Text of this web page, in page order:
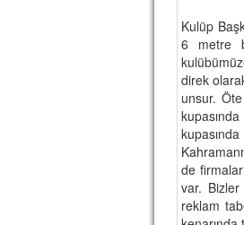
Kulüp
6 metre
direk
unsur.
de
var. Bizler
reklam